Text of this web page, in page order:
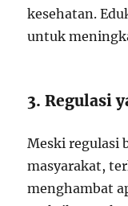
kesehatan.
untuk
3. Regulasi
Meski regulasi
masyarakat,
menghambat